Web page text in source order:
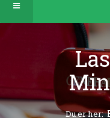
Du er her: